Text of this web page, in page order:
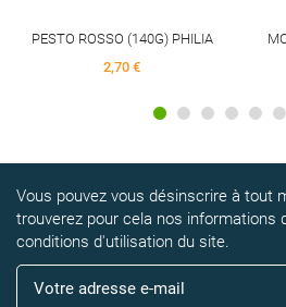
PESTO ROSSO (140G) PHILIA
2,70 €
Vous pouvez vous désinscrire à tout
trouverez pour cela nos informations
conditions d'utilisation du site.